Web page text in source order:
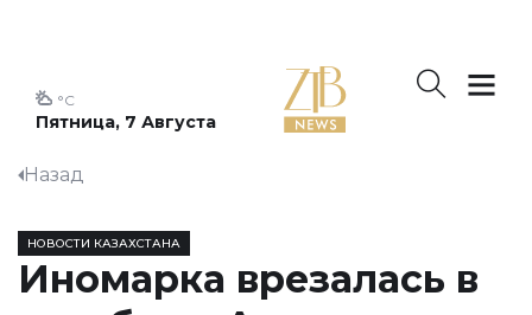
Пятница, 7 Августа
°C
Назад
НОВОСТИ КАЗАХСТАНА
Иномарка врезалась в